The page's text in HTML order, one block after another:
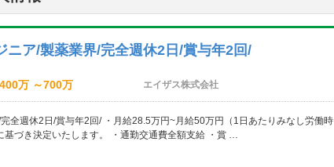
ニア/製薬業界/完全週休2日/賞与年2回/
400万 ～700万 エイザス株式会社
全週休2日/賞与年2回/ ・月給28.5万円~月給50万円（1日あたりみなし労働時
づき決定いたします。 ・通勤交通費全額支給 ・賞 …